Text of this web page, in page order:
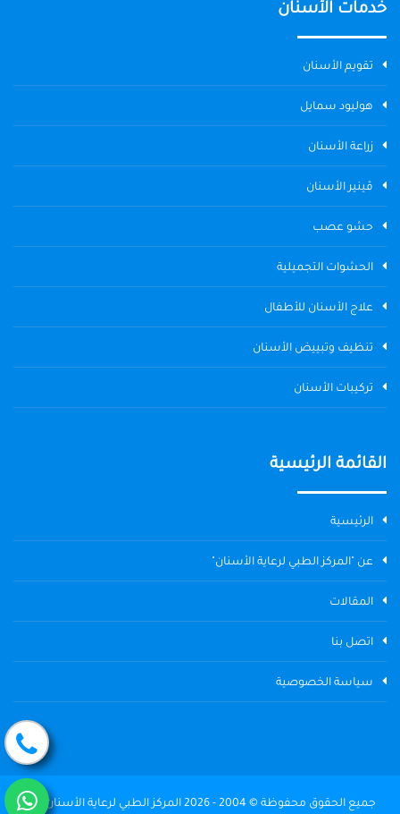
خدمات الأسنان
تقويم الأسنان
هوليود سمايل
زراعة الأسنان
ڤينير الأسنان
حشو عصب
الحشوات التجميلية
علاج الأسنان للأطفال
تنظيف وتبييض الأسنان
تركيبات الأسنان
القائمة الرئيسية
الرئيسية
عن "المركز الطبي لرعاية الأسنان"
المقالات
اتصل بنا
سياسة الخصوصية
جميع الحقوق محفوظة © 2004 - 2026 المركز الطبي لرعاية الأسنان The